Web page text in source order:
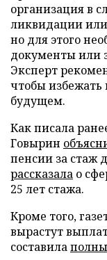
организация в
ликвидации
но для этого
документы или
Эксперт
чтобы
будущем.
Как писала
Говырин
пенсии за стаж
рассказала о
25 лет стажа.
Кроме того,
вырастут
составила